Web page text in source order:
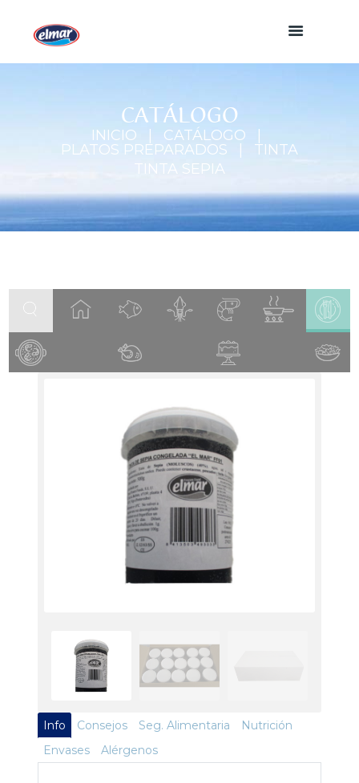
CATÁLOGO
INICIO
CATÁLOGO
PLATOS PREPARADOS
TINTA
TINTA SEPIA
Info Consejos Seg. Alimentaria
Nutrición
Envases
Alérgenos